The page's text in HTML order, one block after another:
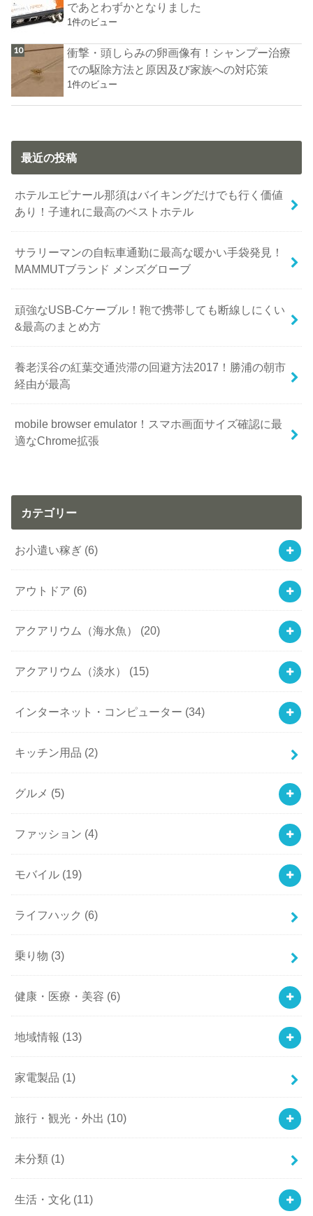
であとわずかとなりました
1件のビュー
衝撃・頭しらみの卵画像有！シャンプー治療
での駆除方法と原因及び家族への対応策
1件のビュー
最近の投稿
ホテルエピナール那須はバイキングだけでも行く価値
あり！子連れに最高のベストホテル
サラリーマンの自転車通勤に最高な暖かい手袋発見！
MAMMUTブランド メンズグローブ
頑強なUSB-Cケーブル！鞄で携帯しても断線しにくい
&最高のまとめ方
養老渓谷の紅葉交通渋滞の回避方法2017！勝浦の朝市
経由が最高
mobile browser emulator！スマホ画面サイズ確認に最
適なChrome拡張
カテゴリー
お小遣い稼ぎ (6)
アウトドア (6)
アクアリウム（海水魚） (20)
アクアリウム（淡水） (15)
インターネット・コンピューター (34)
キッチン用品 (2)
グルメ (5)
ファッション (4)
モバイル (19)
ライフハック (6)
乗り物 (3)
健康・医療・美容 (6)
地域情報 (13)
家電製品 (1)
旅行・観光・外出 (10)
未分類 (1)
生活・文化 (11)